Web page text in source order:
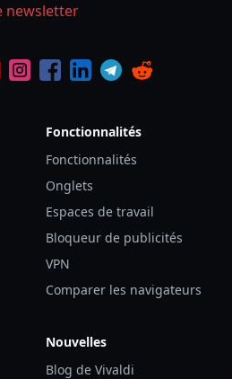
newsletter
Fonctionnalités
Fonctionnalités
Onglets
Espaces de travail
Bloqueur de publicités
VPN
Comparer les navigateurs
Nouvelles
Blog de Vivaldi